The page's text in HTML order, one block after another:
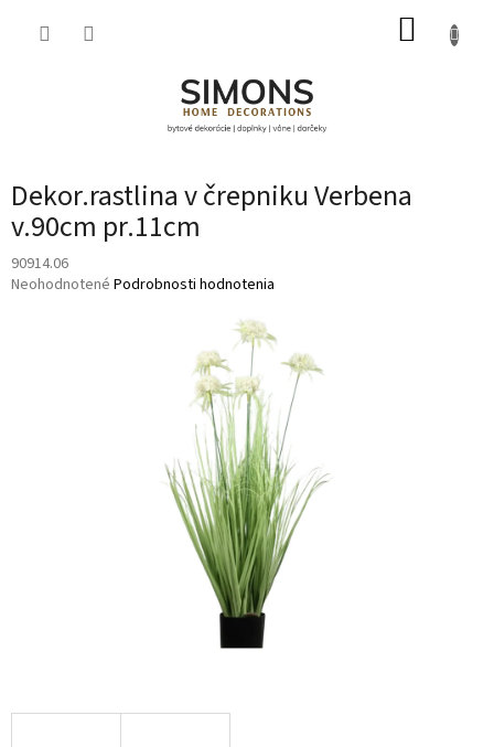
Dekor.rastlina v črepniku Verbena
v.90cm pr.11cm
90914.06
Priemerné
Neohodnotené Podrobnosti hodnotenia